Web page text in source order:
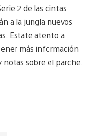
2 de las cintas
a la jungla nuevos
Estate atento a
más información
sobre el parche.